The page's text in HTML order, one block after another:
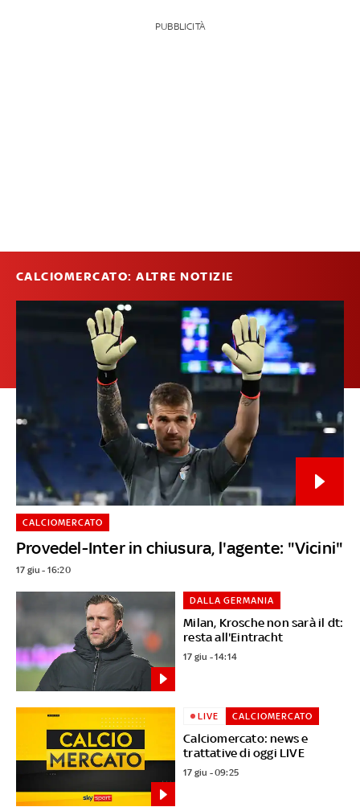
PUBBLICITÀ
CALCIOMERCATO: ALTRE NOTIZIE
Provedel-Inter in chiusura, l'agente: "Vicini"
CALCIOMERCATO
17 giu - 16:20
Milan, Krosche non sarà il dt:
resta all'Eintracht
DALLA GERMANIA
17 giu - 14:14
Calciomercato: news e
trattative di oggi LIVE
LIVE CALCIOMERCATO
17 giu - 09:25